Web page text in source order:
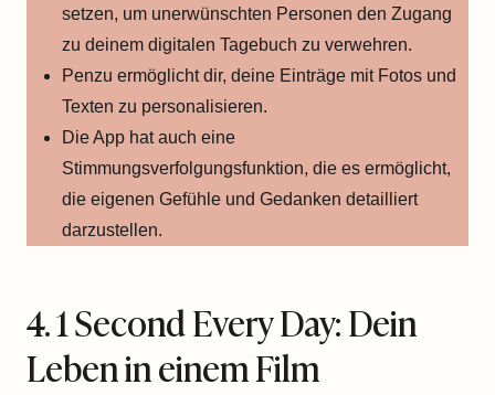
setzen, um unerwünschten Personen den Zugang
zu deinem digitalen Tagebuch zu verwehren.
Penzu ermöglicht dir, deine Einträge mit Fotos und
Texten zu personalisieren.
Die App hat auch eine
Stimmungsverfolgungsfunktion, die es ermöglicht,
die eigenen Gefühle und Gedanken detailliert
darzustellen.
4. 1 Second Every Day: Dein
Leben in einem Film